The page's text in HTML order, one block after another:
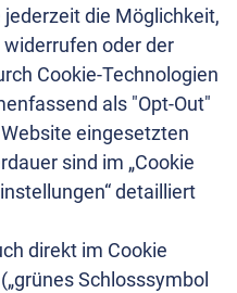
die Möglichkeit,
oder der
Cookie-Technologien
als "Opt-Out"
eingesetzten
sind im „Cookie
detailliert
direkt im Cookie
Schlosssymbol